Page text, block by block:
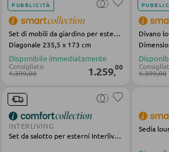
Ganci appendiabiti
Servimuti
Madie da ingresso
Appendiabiti a stendino
Armadi quardaroba
Panche per quardaroba
PUBBLICITÀ
Set di mobili da giardino per esterni Ohio grigio nero Olefin acciaio
Diagonale 235,5 x 173 cm
Disponibile immediatamente
Consigliato
1.399,00 1.259,00
1.399,00
INTERLIVING
Set da salotto per esterni Interliving 7013 metallo grigio Rope Olefin